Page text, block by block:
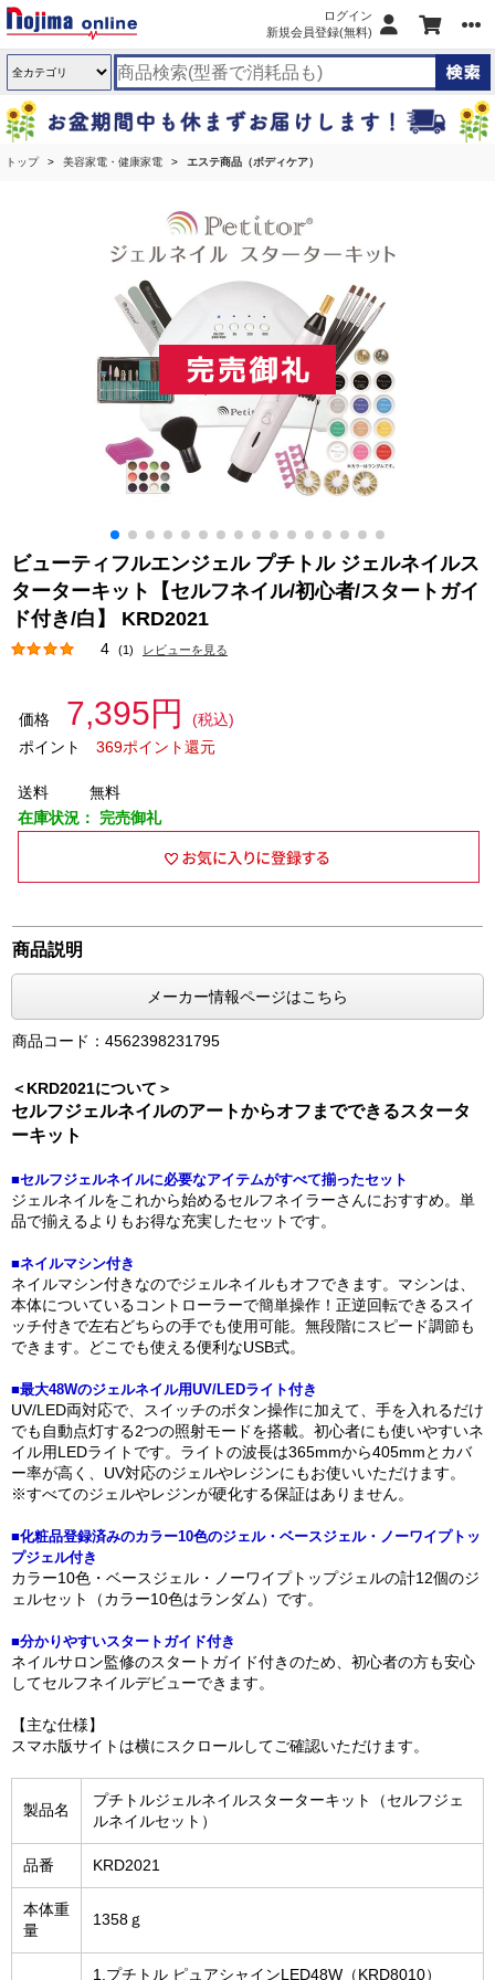
ログイン
新規会員登録(無料)
トップ 美容家電・健康家電 エステ商品（ボディケア）
ビューティフルエンジェル プチトル ジェルネイルス
ターターキット【セルフネイル/初心者/スタートガイ
ド付き/白】 KRD2021
4 (1) レビューを見る
価格 7,395円
(税込)
ポイント
369ポイント還元
送料
無料
在庫状況： 完売御礼
商品説明
メーカー情報ページはこちら
商品コード：4562398231795
＜KRD2021について＞
セルフジェルネイルのアートからオフまでできるスタータ
ーキット
■セルフジェルネイルに必要なアイテムがすべて揃ったセット
ジェルネイルをこれから始めるセルフネイラーさんにおすすめ。単
品で揃えるよりもお得な充実したセットです。
■ネイルマシン付き
ネイルマシン付きなのでジェルネイルもオフできます。マシンは、
本体についているコントローラーで簡単操作！正逆回転できるスイ
ッチ付きで左右どちらの手でも使用可能。無段階にスピード調節も
できます。どこでも使える便利なUSB式。
■最大48Wのジェルネイル用UV/LEDライト付き
UV/LED両対応で、スイッチのボタン操作に加えて、手を入れるだけ
でも自動点灯する2つの照射モードを搭載。初心者にも使いやすいネ
イル用LEDライトです。ライトの波長は365mmから405mmとカバ
ー率が高く、UV対応のジェルやレジンにもお使いいただけます。
※すべてのジェルやレジンが硬化する保証はありません。
■化粧品登録済みのカラー10色のジェル・ベースジェル・ノーワイプトッ
プジェル付き
カラー10色・ベースジェル・ノーワイプトップジェルの計12個のジ
ェルセット（カラー10色はランダム）です。
■分かりやすいスタートガイド付き
ネイルサロン監修のスタートガイド付きのため、初心者の方も安心
してセルフネイルデビューできます。
【主な仕様】
スマホ版サイトは横にスクロールしてご確認いただけます。
製品名
プチトルジェルネイルスターターキット（セルフジェ
ルネイルセット）
品番 KRD2021
本体重
量
1358ｇ
1.プチトル ピュアシャインLED48W（KRD8010）